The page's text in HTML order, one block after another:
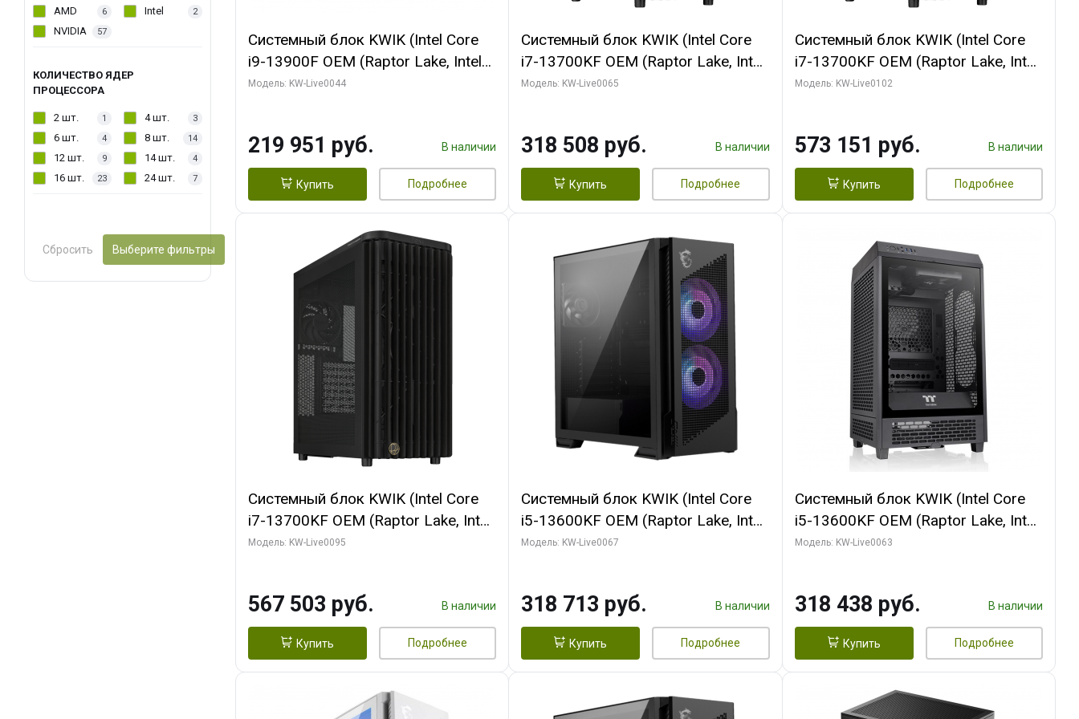
AMD 6 Intel 2
NVIDIA 57
КОЛИЧЕСТВО ЯДЕР
ПРОЦЕССОРА
2 шт. 1 4 шт. 3
6 шт. 4 8 шт. 14
12 шт. 9 14 шт. 4
16 шт. 23 24 шт. 7
Сбросить Выберите фильтры
Системный блок KWIK (Intel Core
i9-13900F OEM (Raptor Lake, Intel
7, Efficient-co/ 32 ГБ ОЗУ (2
HD/ 512 ГБ SSD)
Модель: KW-Live0044
219 951 руб. В наличии
Купить Подробнее
Системный блок KWIK (Intel Core
i7-13700KF OEM (Raptor Lake, Intel
7, C16 8EC/8PC/ 64 ГБ ОЗУ (2
2/ 1 ТБ SSD)
Модель: KW-Live0065
318 508 руб. В наличии
Купить Подробнее
Системный блок KWIK (Intel Core
i7-13700KF OEM (Raptor Lake, Intel
7, C16 8EC/8PC/ 32 ГБ ОЗУ (2
Turbo/ 960 ГБ SSD)
Модель: KW-Live0102
573 151 руб. В наличии
Купить Подробнее
Системный блок KWIK (Intel Core
i7-13700KF OEM (Raptor Lake, Intel
7, C16 8EC/8PC/ 32 ГБ ОЗУ (2
Turbo/ 512 ГБ SSD)
Модель: KW-Live0095
567 503 руб. В наличии
Купить Подробнее
Системный блок KWIK (Intel Core
i5-13600KF OEM (Raptor Lake, Intel
7, C14 8EC/6PC/ 64 ГБ ОЗУ/ Palit
SSD)
Модель: KW-Live0067
318 713 руб. В наличии
Купить Подробнее
Системный блок KWIK (Intel Core
i5-13600KF OEM (Raptor Lake, Intel
7, C14 8EC/6PC/ 64 ГБ ОЗУ/ MSI
SSD)
Модель: KW-Live0063
318 438 руб. В наличии
Купить Подробнее